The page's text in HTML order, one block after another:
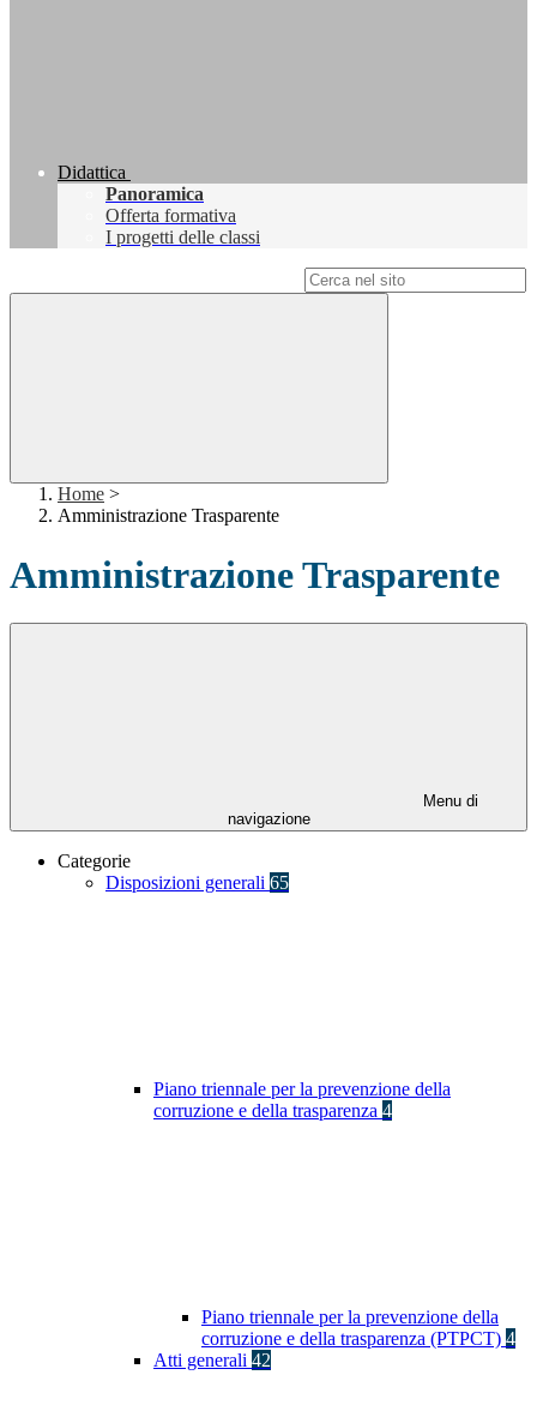
Didattica
Panoramica
Offerta formativa
I progetti delle classi
Home >
Amministrazione Trasparente
Amministrazione Trasparente
Menu di
navigazione
Categorie
Disposizioni generali 65
Piano triennale per la prevenzione della
corruzione e della trasparenza 4
Piano triennale per la prevenzione della
corruzione e della trasparenza (PTPCT) 4
Atti generali 42